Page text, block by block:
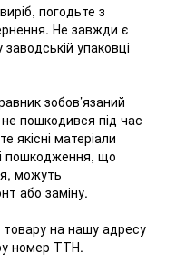
погодьте з
Не завжди є
упаковці
зобов’язаний
пошкодився під час
якісні матеріали
пошкодження, що
можуть
або заміну.
товару на нашу адресу
номер ТТН.